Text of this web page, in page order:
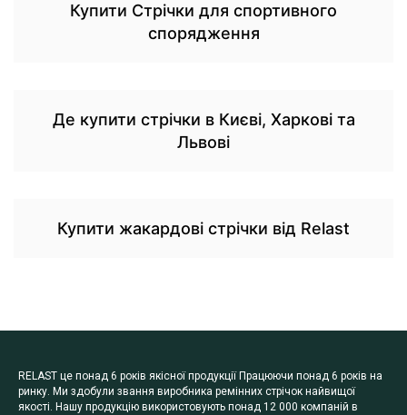
Купити Стрічки для спортивного
спорядження
Де купити стрічки в Києві, Харкові та
Львові
Купити жакардові стрічки від Relast
RELAST це понад 6 років якісної продукції Працюючи понад 6 років на
ринку. Ми здобули звання виробника ремінних стрічок найвищої
якості. Нашу продукцію використовують понад 12 000 компаній в